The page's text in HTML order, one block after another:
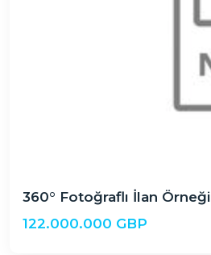
360° Fotoğraflı İlan Örneği
122.000.000 GBP